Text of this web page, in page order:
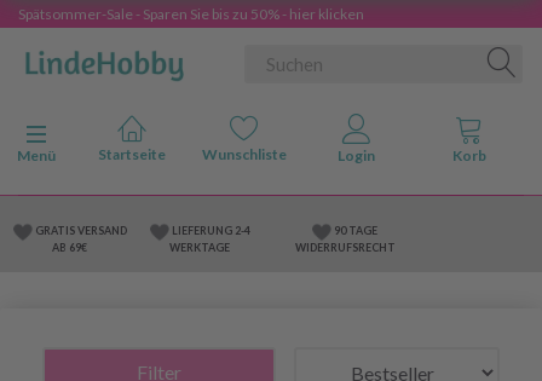
Spätsommer-Sale - Sparen Sie bis zu 50% - hier klicken
Anzeige ändern
Menü
GRATIS VERSAND
AB 69€
LIEFERUNG 2-4
WERKTAGE
90 TAGE
WIDERRUFSRECHT
Filter